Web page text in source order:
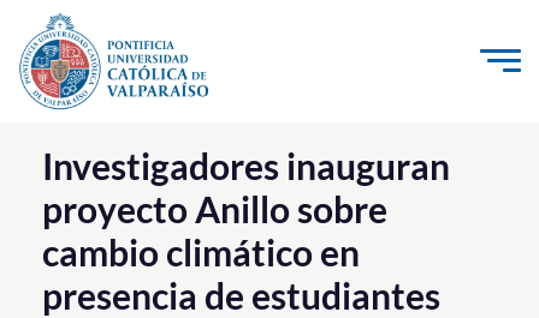
Click acá para ir directamente al contenido
La Universidad
Investigación, Creación e Innovación
PUCV Internacional
Vinculación con el Medio
Investigadores inauguran
proyecto Anillo sobre
cambio climático en
presencia de estudiantes